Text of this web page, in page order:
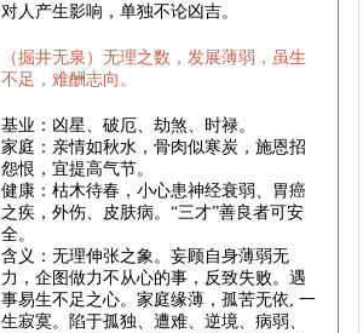
对人产生影响，单独不论凶吉。
（掘井无泉）无理之数，发展薄弱，虽生
不足，难酬志向。
基业：凶星、破厄、劫煞、时禄。
家庭：亲情如秋水，骨肉似寒炭，施恩招
怨恨，宜提高气节。
健康：枯木待春，小心患神经衰弱、胃癌
之疾，外伤、皮肤病。“三才”善良者可安
全。
含义：无理伸张之象。妄顾自身薄弱无
力，企图做力不从心的事，反致失败。遇
事易生不足之心。家庭缘薄，孤苦无依, 一
生寂寞。陷于孤独、遭难、逆境、病弱、